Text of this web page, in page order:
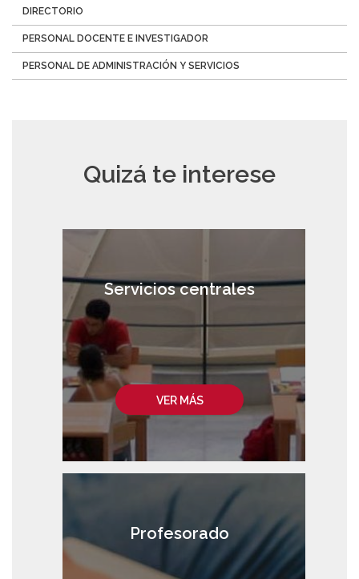
Menú
Directorio
DIRECTORIO
PERSONAL DOCENTE E INVESTIGADOR
PERSONAL DE ADMINISTRACIÓN Y SERVICIOS
Quizá te interese
VER MÁS
Servicios centrales
Profesorado